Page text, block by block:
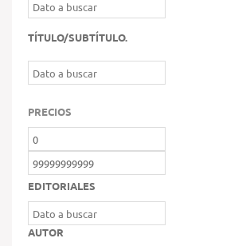
TÍTULO/SUBTÍTULO.
PRECIOS
EDITORIALES
AUTOR